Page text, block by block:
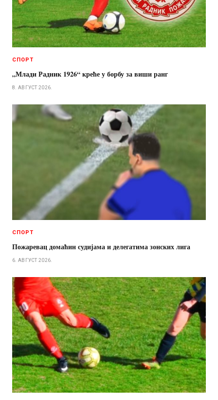
СПОРТ
„Млади Радник 1926“ креће у борбу за виши ранг
8. АВГУСТ 2026.
СПОРТ
Пожаревац домаћин судијама и делегатима зонских лига
6. АВГУСТ 2026.